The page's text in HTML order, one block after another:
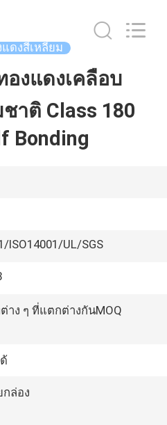
ดงสี่เหลี่ยม
องแดงเคลือบ
าติ Class 180
Bonding
ISO14001/UL/SGS
าง ๆ ที่แตกต่างกันMOQ
ล่อง